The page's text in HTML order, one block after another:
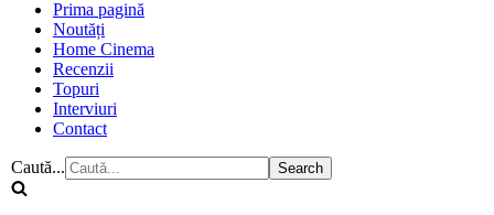
Prima pagină
Noutăți
Home Cinema
Recenzii
Topuri
Interviuri
Contact
Caută...